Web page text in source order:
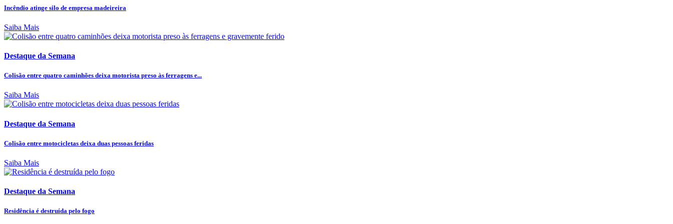
Incêndio atinge silo de empresa madeireira
Saiba Mais
Destaque da Semana
Colisão entre quatro caminhões deixa motorista preso às ferragens e...
Saiba Mais
Destaque da Semana
Colisão entre motocicletas deixa duas pessoas feridas
Saiba Mais
Destaque da Semana
Residência é destruída pelo fogo